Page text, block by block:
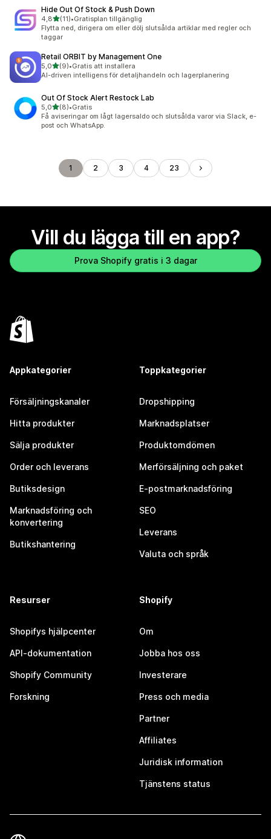
Hide Out Of Stock & Push Down
4,8av 5 stjärnor
(11)
11 recensioner totalt
•Gratisplan tillgänglig
Flytta ned, dirigera om eller dölj slutsålda artiklar med regler och
taggar
Retail ORBIT by Management One
5,0av 5 stjärnor
(9)
9 recensioner totalt
•Gratis att installera
AI-driven intelligens för detaljhandeln och lagerplanering
Out Of Stock Alert Restock Lab
5,0av 5 stjärnor
(8)
8 recensioner totalt
•Gratis
Få aviseringar om lågt lagersaldo och slutsålda varor via Slack, e-
post och WhatsApp.
1 2 3 4 23
Vill du lägga till en app?
Prova Shopify gratis i 3 dagar
Appkategorier
Försäljningskanaler
Hitta produkter
Sälja produkter
Order och leverans
Butiksdesign
Marknadsföring och
konvertering
Butikshantering
Toppkategorier
Dropshipping
Marknadsplatser
Produktomdömen
Merförsäljning och paket
E-postmarknadsföring
SEO
Leverans
Valuta och språk
Resurser
Shopifys hjälpcenter
API-dokumentation
Shopify Community
Forskning
Shopify
Om
Jobba hos oss
Investerare
Press och media
Partner
Affiliates
Juridisk information
Tjänstens status